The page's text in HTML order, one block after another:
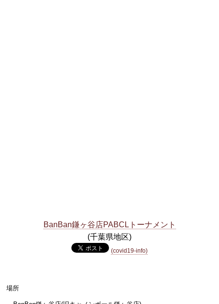
BanBan鎌ヶ谷店PABCLトーナメント
(千葉県地区)
(covid19-info)
場所